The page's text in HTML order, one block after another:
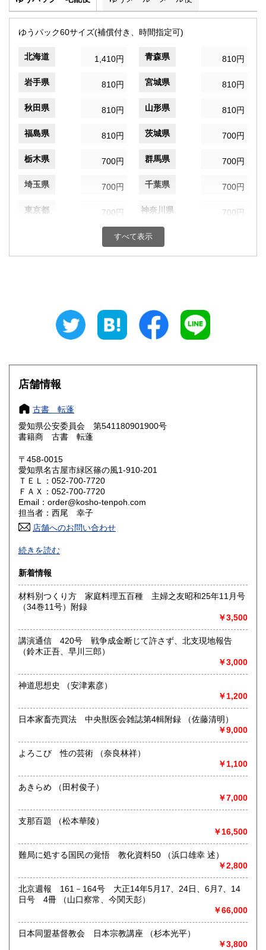
ゆうパック60サイズ(補償付き、時間指定可)
北海道 1,410円 青森県 810円
岩手県 810円 宮城県 810円
秋田県 810円 山形県 810円
福島県 810円 茨城県 700円
栃木県 700円 群馬県 700円
埼玉県 700円 千葉県 700円
東京都 700円 神奈川県 700円
700円 富山県
静岡県
640円 三重県
滋賀県 700円 京都府 700円
大阪府
奈良県
鳥取県
岡山県 810円 広島県
山口県 810円
香川県
佐賀県
熊本県 970円 大分県 970円
970円
沖縄県 1,270円
すべて表示
店舗情報
古書 転蓬
愛知県公安委員会 第541180901900号
書籍商 古書 転蓬
〒458-0015
愛知県名古屋市緑区篠の風1-910-201
ＴＥＬ：052-700-7720
ＦＡＸ：052-700-7720
Email：order@kosho-tenpoh.com
担当者：西尾 幸子
店舗へのお問い合わせ
近代文学、海外文学、探偵・幻想・SF、美術、絵本・児童
書、オカルティズムなど。
HPもぜひご覧下さいませ。
沿線名：-
最寄駅：-
定休日：不定休
書籍の買取について
古い本を買取いたします。和本から明治・大正・昭和初期の
近代文学(小説・詩集・歌集・句集)、SF・ミステリなどの大
衆小説、美術書、宗教書、児童書、雑誌、写真や資料・地図
す。お気軽にご相談ください。
取り扱い分野
美術工芸、国語国文、外国文学、趣味、古書一般（その他）
続きを読む
新着情報
材料別つくり方 家庭料理五百種 主婦之友昭和25年11月号
（34巻11号）附録
￥3,500
講演通信 420号 戦争成金断じて許さず、北支現地報告
（鈴木正吾、早川三郎）
￥3,000
神道思想史 （安津素彦）
￥1,200
日本家畜売買法 中央獣医会雑誌第4輯附録 （佐藤清明）
￥9,000
よろこび 性の芸術 （奈良林祥）
￥1,100
あきらめ （田村俊子）
￥7,000
支那百題 （松本華陵）
￥16,500
難局に処する国民の覚悟 教化資料50 （浜口雄幸 述）
￥2,800
北京週報 161－164号 大正14年5月17、24日、6月7、14
日号 4冊 （山口察常、今関天彭）
￥66,000
日本同盟基督教会 日本宗教講座 （杉本光平）
￥3,800